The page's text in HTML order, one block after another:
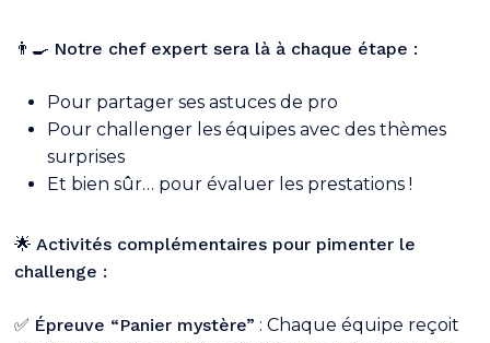
Votre panier est vide.
👨‍🍳 Notre chef expert sera là à chaque étape :
Pour partager ses astuces de pro
Pour challenger les équipes avec des thèmes
surprises
Et bien sûr… pour évaluer les prestations !
🌟Activités complémentaires pour pimenter le
challenge :
✅ Épreuve “Panier mystère” : Chaque équipe reçoit